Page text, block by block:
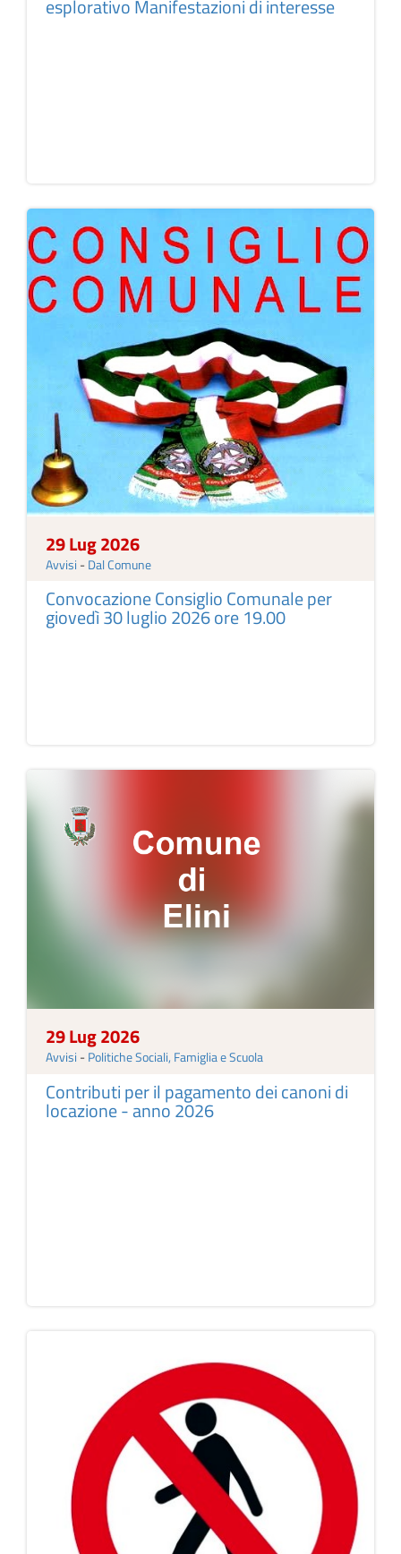
esplorativo Manifestazioni di interesse
29 Lug 2026
Avvisi - Dal Comune
Convocazione Consiglio Comunale per
giovedì 30 luglio 2026 ore 19.00
29 Lug 2026
Avvisi - Politiche Sociali, Famiglia e Scuola
Contributi per il pagamento dei canoni di
locazione - anno 2026